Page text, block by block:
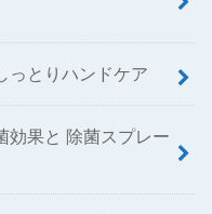
っとりハンドケア
効果と 除菌スプレー